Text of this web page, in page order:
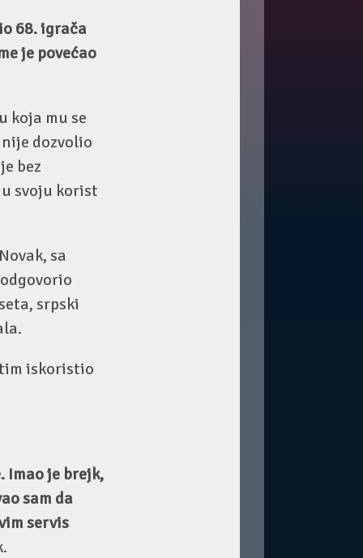
68. igrača
je povećao
koja mu se
dozvolio
bez
svoju korist
sa
srpski
iskoristio
Imao je brejk,
sam da
servis